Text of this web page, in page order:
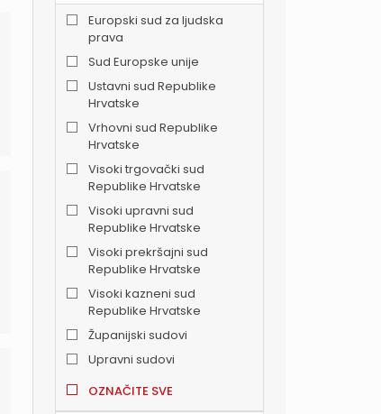
Europski sud za ljudska
prava
Sud Europske unije
Ustavni sud Republike
Hrvatske
Vrhovni sud Republike
Hrvatske
Visoki trgovački sud
Republike Hrvatske
Visoki upravni sud
Republike Hrvatske
Visoki prekršajni sud
Republike Hrvatske
Visoki kazneni sud
Republike Hrvatske
Županijski sudovi
Upravni sudovi
OZNAČITE SVE